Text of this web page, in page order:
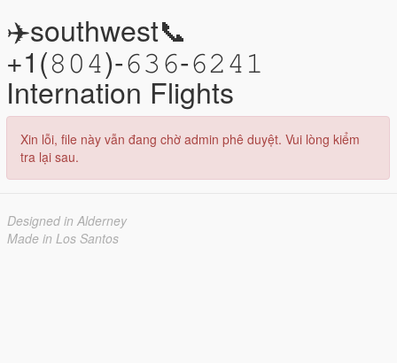
✈️southwest📞
+1(𝟾𝟶𝟺)-𝟼𝟹𝟼-𝟼𝟸𝟺𝟷
Internation Flights
Xin lỗi, file này vẫn đang chờ admin phê duyệt. Vui lòng kiểm
tra lại sau.
Designed in Alderney
Made in Los Santos